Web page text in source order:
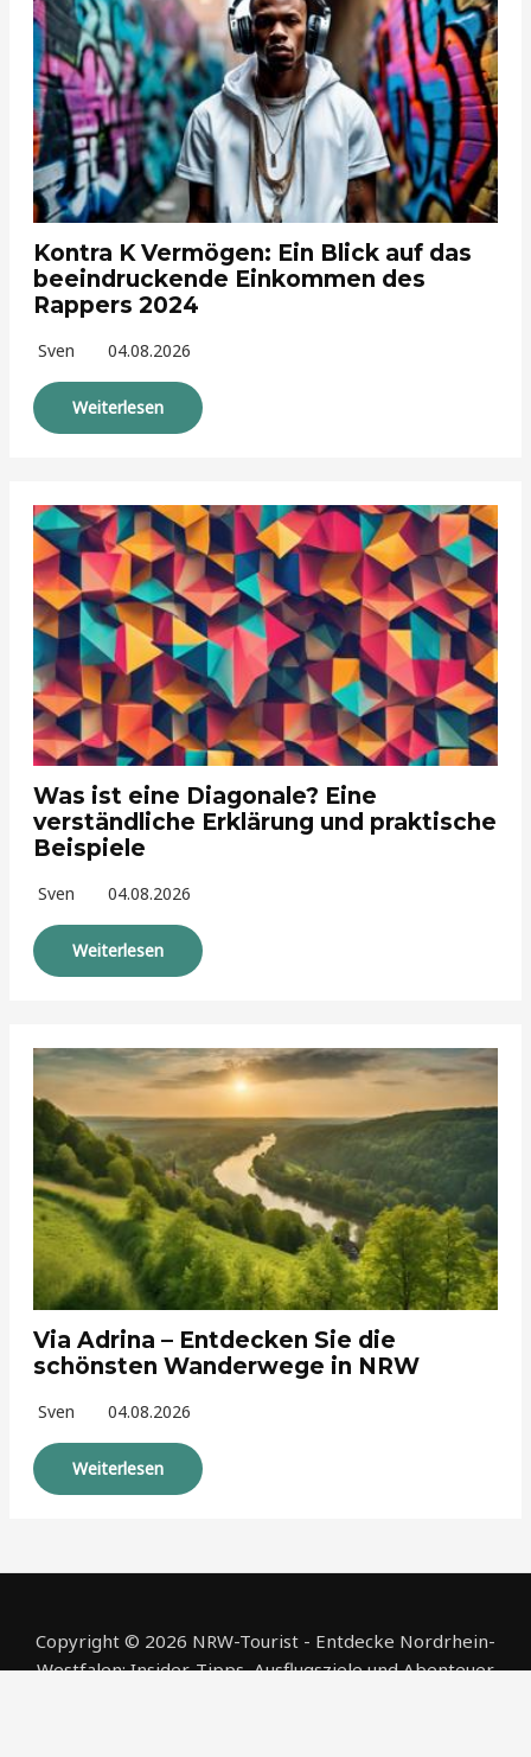
Kontra K Vermögen: Ein Blick auf das
beeindruckende Einkommen des
Rappers 2024
Sven 04.08.2026
Weiterlesen
Was ist eine Diagonale? Eine
verständliche Erklärung und praktische
Beispiele
Sven 04.08.2026
Weiterlesen
Via Adrina – Entdecken Sie die
schönsten Wanderwege in NRW
Sven 04.08.2026
Weiterlesen
Copyright © 2026 NRW-Tourist - Entdecke Nordrhein-
Westfalen: Insider-Tipps, Ausflugsziele und Abenteuer